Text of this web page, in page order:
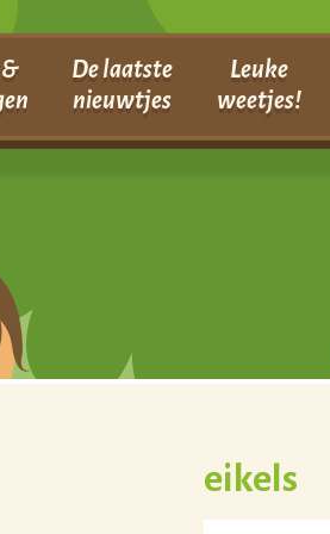
De laatste
nieuwtjes
Leuke
weetjes!
eikels